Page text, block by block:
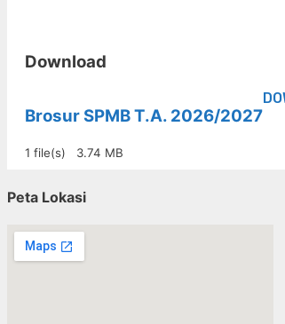
Download
Brosur SPMB T.A. 2026/2027
1 file(s) 3.74 MB
Peta Lokasi